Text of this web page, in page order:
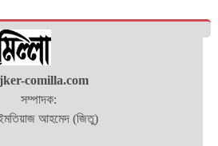
৫২ কেজি গাঁজাসহ প্রাইভেট কার জব্দ,
৫ হাসপাতাল-ডায়াগনস্টিক সাময়িকভাবে
অভ্যুত্থান দিবস উপলক্ষে নোবিপ্রবিতে
comilla.com
সম্পাদক:
আহমেদ (জিতু)